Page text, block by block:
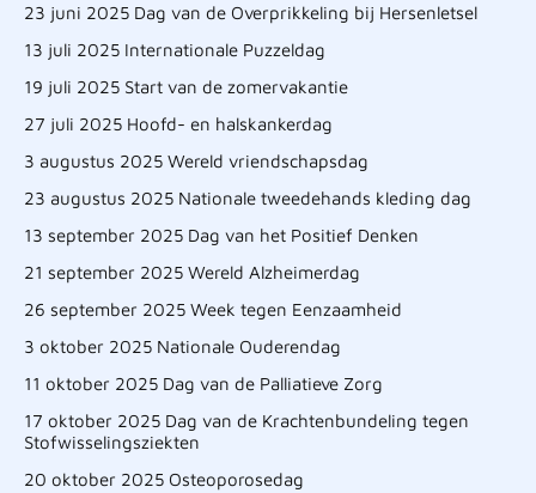
23 juni 2025 Dag van de Overprikkeling bij Hersenletsel
13 juli 2025 Internationale Puzzeldag
19 juli 2025 Start van de zomervakantie
27 juli 2025 Hoofd- en halskankerdag
3 augustus 2025 Wereld vriendschapsdag
23 augustus 2025 Nationale tweedehands kleding dag
13 september 2025 Dag van het Positief Denken
21 september 2025 Wereld Alzheimerdag
26 september 2025 Week tegen Eenzaamheid
3 oktober 2025 Nationale Ouderendag
11 oktober 2025 Dag van de Palliatieve Zorg
17 oktober 2025 Dag van de Krachtenbundeling tegen
Stofwisselingsziekten
20 oktober 2025 Osteoporosedag